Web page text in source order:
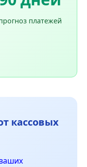
платежей
кассовых